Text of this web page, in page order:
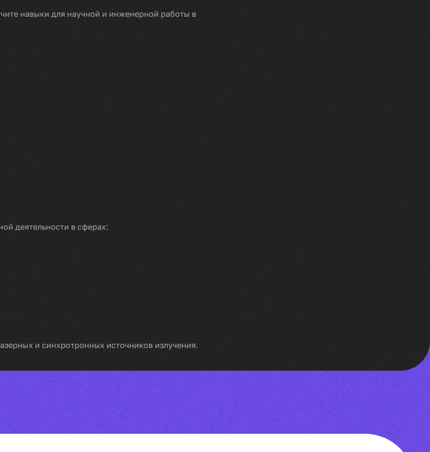
навыки для научной и инженерной работы в
деятельности в сферах:
и синхротронных источников излучения.